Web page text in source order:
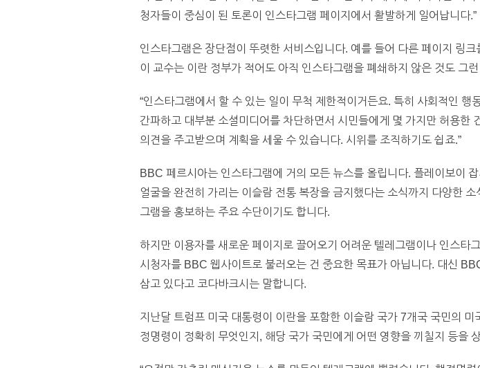
청자들이 중심이 된 토론이 인스타그램 페이지에서 활발하게 일어납니다.”
인스타그램은 장단점이 뚜렷한 서비스입니다. 예를 들어 다른 페이지 링
이 교수는 이란 정부가 적어도 아직 인스타그램을 폐쇄하지 않은 것도 그
“인스타그램에서 할 수 있는 일이 무척 제한적이거든요. 특히 사회적인
간파하고 대부분 소셜미디어를 차단하면서 시민들에게 몇 가지만 허용
의견을 주고받으며 계획을 세울 수 있습니다. 시위를 조직하기도 쉽죠.”
BBC 페르시아는 인스타그램에 거의 모든 뉴스를 올립니다. 플레이보이
얼굴을 완전히 가리는 이슬람 전통 복장을 금지했다는 소식까지 다양한
그램을 홍보하는 주요 수단이기도 합니다.
하지만 이용자를 새로운 페이지로 끌어오기 어려운 텔레그램이나 인스
시청자를 BBC 웹사이트로 불러오는 건 중요한 목표가 아닙니다. 대신
삼고 있다고 코다바크시는 말합니다.
지난달 트럼프 미국 대통령이 이란을 포함한 이슬람 국가 7개국 국민의
정명령이 정확히 무엇인지, 해당 국가 국민에게 어떤 영향을 끼칠지 등을